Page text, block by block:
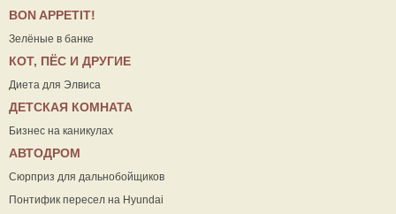
ВON APPETIT!
Зелёные в банке
КОТ, ПЁС И ДРУГИЕ
Диета для Элвиса
ДЕТСКАЯ КОМНАТА
Бизнес на каникулах
АВТОДРОМ
Сюрприз для дальнобойщиков
Понтифик пересел на Hyundai